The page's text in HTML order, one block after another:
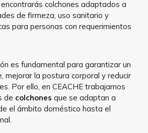
colchones adaptados a
de firmeza, uso sanitario y
para personas con requerimientos
es fundamental para garantizar un
mejorar la postura corporal y reducir
Por ello, en CEACHE trabajamos
de colchones que se adaptan a
el ámbito doméstico hasta el